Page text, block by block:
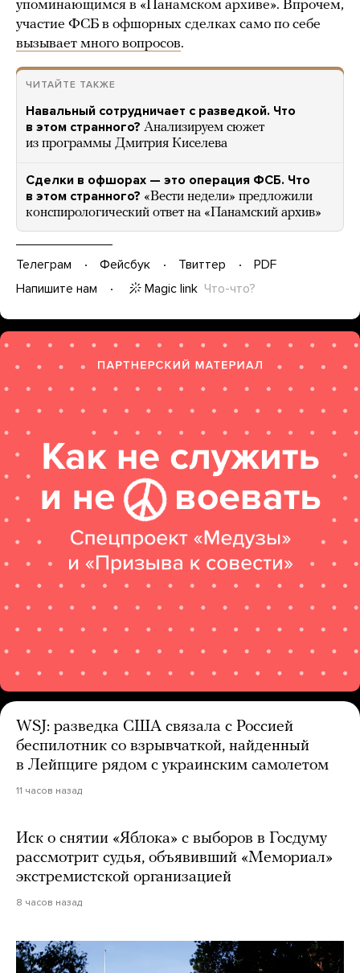
упоминающимся в «Панамском архиве». Впрочем,
участие ФСБ в офшорных сделках само по себе
вызывает много вопросов.
ЧИТАЙТЕ ТАКЖЕ
Навальный сотрудничает с разведкой. Что
в этом странного? Анализируем сюжет
из программы Дмитрия Киселева
Сделки в офшорах — это операция ФСБ. Что
в этом странного? «Вести недели» предложили
конспирологический ответ на «Панамский архив»
Телеграм Фейсбук Твиттер
PDF
Напишите нам
Magic link Что-что?
WSJ: разведка США связала с Россией
беспилотник со взрывчаткой, найденный
в Лейпциге рядом с украинским самолетом
11 часов назад
Иск о снятии «Яблока» с выборов в Госдуму
рассмотрит судья, объявивший «Мемориал»
экстремистской организацией
8 часов назад